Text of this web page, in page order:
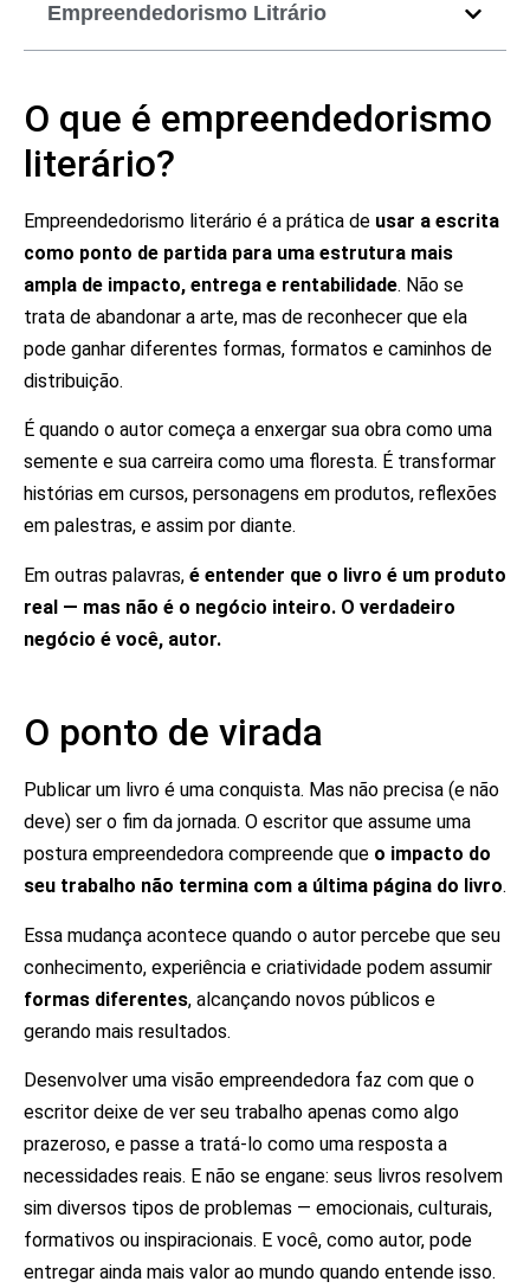
Empreendedorismo Litrário
O que é empreendedorismo
literário?
Empreendedorismo literário é a prática de usar a escrita
como ponto de partida para uma estrutura mais
ampla de impacto, entrega e rentabilidade. Não se
trata de abandonar a arte, mas de reconhecer que ela
pode ganhar diferentes formas, formatos e caminhos de
distribuição.
É quando o autor começa a enxergar sua obra como uma
semente e sua carreira como uma floresta. É transformar
histórias em cursos, personagens em produtos, reflexões
em palestras, e assim por diante.
Em outras palavras, é entender que o livro é um produto
real — mas não é o negócio inteiro. O verdadeiro
negócio é você, autor.
O ponto de virada
Publicar um livro é uma conquista. Mas não precisa (e não
deve) ser o fim da jornada. O escritor que assume uma
postura empreendedora compreende que o impacto do
seu trabalho não termina com a última página do livro.
Essa mudança acontece quando o autor percebe que seu
conhecimento, experiência e criatividade podem assumir
formas diferentes, alcançando novos públicos e
gerando mais resultados.
Desenvolver uma visão empreendedora faz com que o
escritor deixe de ver seu trabalho apenas como algo
prazeroso, e passe a tratá-lo como uma resposta a
necessidades reais. E não se engane: seus livros resolvem
sim diversos tipos de problemas — emocionais, culturais,
formativos ou inspiracionais. E você, como autor, pode
entregar ainda mais valor ao mundo quando entende isso.